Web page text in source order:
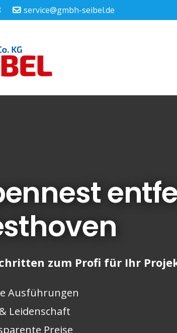
service@gmbh-seibel.de
zum Profi für Ihr
Ausführungen
Leidenschaft
Preise